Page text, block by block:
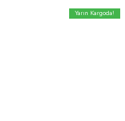
Yarın Kargoda!